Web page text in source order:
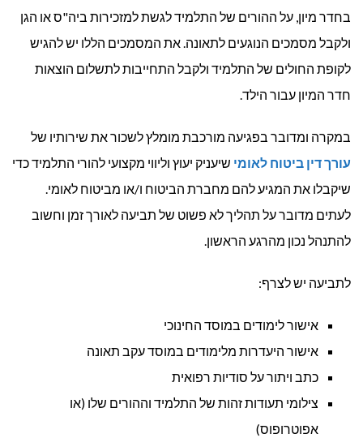
בחדר מיון, על ההורים של התלמיד לגשת למזכירות ביה"ס או הגן
ולקבל מסמכים הנוגעים לתאונה. את המסמכים הללו יש להגיש
לקופת החולים של התלמיד ולקבל התחייבות לתשלום הוצאות
חדר המיון עבור הילד.
במקרה ומדובר בפגיעה מורכבת מומלץ לשכור את שירותיו של
עורך דין ביטוח לאומי שיעניק יעוץ וליווי מקצועי להורי התלמיד כדי
שיקבלו את המגיע להם מחברת הביטוח ו/או מביטוח לאומי.
לעתים מדובר על תהליך לא פשוט של תביעה לאורך זמן וחשוב
להתנהל נכון מהרגע הראשון.
לתביעה יש לצרף:
אישור לימודים במוסד החינוכי
אישור היעדרות מלימודים במוסד עקב תאונה
כתב ויתור על סודיות רפואית
צילומי תעודות זהות של התלמיד וההורים שלו (או
אפוטרופוס)